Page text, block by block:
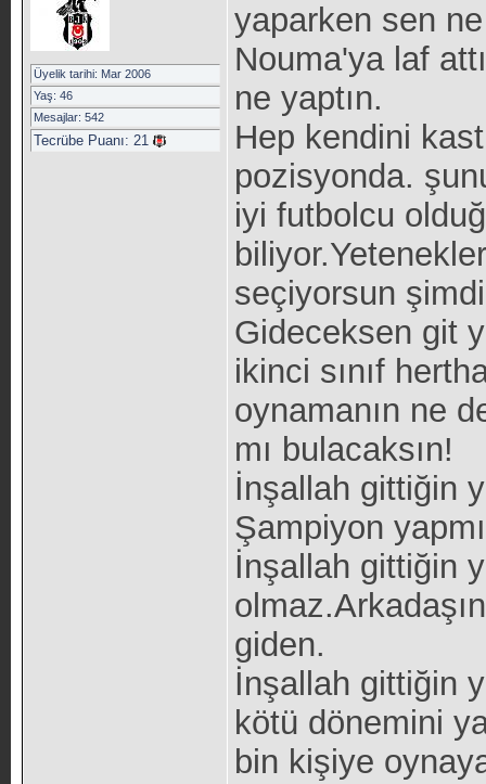
Üyelik tarihi: Mar 2006
Yaş: 46
Mesajlar: 542
Tecrübe Puanı: 21
yaparken sen
Nouma'ya laf
ne yaptın.
Hep kendini
pozisyonda.
iyi futbolcu
seçiyorsun
Gideceksen git
ikinci sınıf
oynamanın ne
mı bulacaksın!
İnşallah gittiğin
Şampiyon
İnşallah gittiğin
giden.
İnşallah gittiğin
kötü dönemini
bin kişiye